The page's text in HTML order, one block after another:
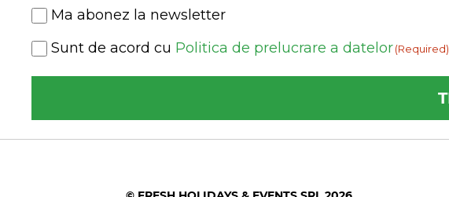
Newsletter
Ma abonez la newsletter
Consent
Sunt de acord cu Politica de prelucrare a datelor(Required)